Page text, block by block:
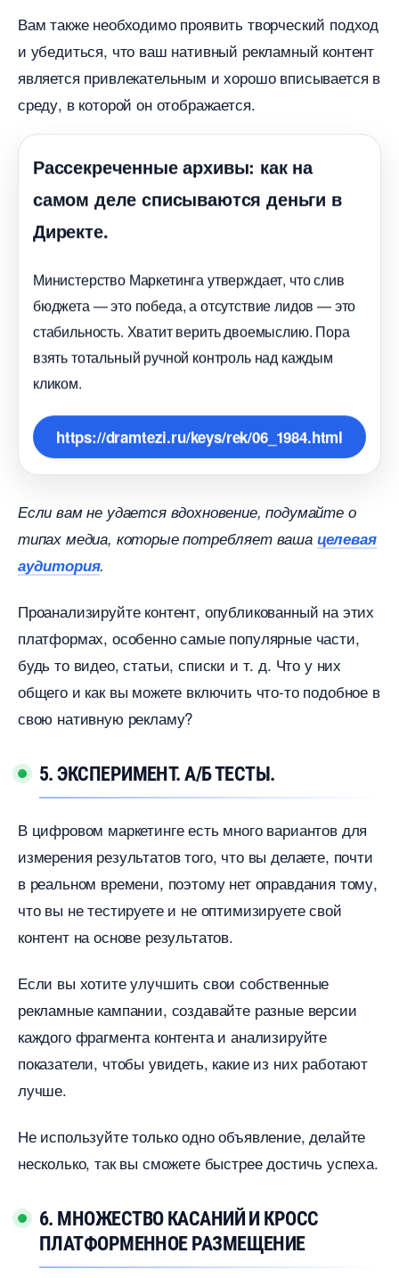
ам также необходимо проявить творческий подход
и убедиться, что ваш нативный рекламный контент
является привлекательным и хорошо вписывается
среду, в которой он отображается.
Рассекреченные архивы: как на
самом деле списываются деньги
Директе.
Министерство Маркетинга утверждает, что сли
юджета — это победа, а отсутствие лидов — это
стабильность. Хватит верить двоемыслию. Пора
зять тотальный ручной контроль над каждым
кликом.
https://dramtezi.ru/keys/rek/06_1984.html
Если вам не удается вдохновение, подумайте о
типах медиа, которые потребляет ваша целевая
аудитория.
Проанализируйте контент, опубликованный на этих
платформах, особенно самые популярные части,
удь то видео, статьи, списки и т. д. Что у них
общего и как вы можете включить что-то подобное
свою нативную рекламу?
5. ЭКСПЕРИМЕНТ. А/Б ТЕСТЫ.
цифровом маркетинге есть много вариантов для
измерения результатов того, что вы делаете, почти
реальном времени, поэтому нет оправдания тому,
что вы не тестируете и не оптимизируете свой
контент на основе результатов.
Если вы хотите улучшить свои собственные
рекламные кампании, создавайте разные версии
каждого фрагмента контента и анализируйте
показатели, чтобы увидеть, какие из них работают
лучше.
Не используйте только одно объявление, делайте
несколько, так вы сможете быстрее достичь успеха.
6. МНОЖЕСТВО КАСАНИЙ И КРОСС
ПЛАТФОРМЕННОЕ РАЗМЕЩЕНИЕ